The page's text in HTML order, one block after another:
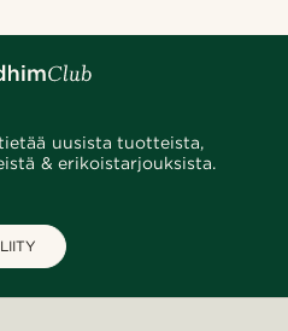
uusista tuotteista,
& erikoistarjouksista.
LIITY